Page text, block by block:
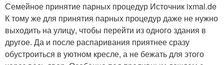
Семейное принятие парных процедур Источник ixmal.de
К тому же для принятия парных процедур даже не нужно
выходить на улицу, чтобы перейти из одного здания в
другое. Да и после распаривания приятнее сразу
обустроиться в уютном кресле, а не бежать для этого